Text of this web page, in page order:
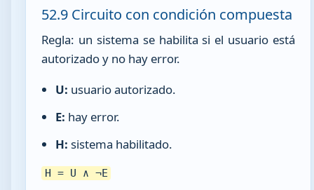
52.9 Circuito con condición compuesta
Regla: un sistema se habilita si el usuario está
autorizado y no hay error.
U: usuario autorizado.
E: hay error.
H: sistema habilitado.
H = U ∧ ¬E